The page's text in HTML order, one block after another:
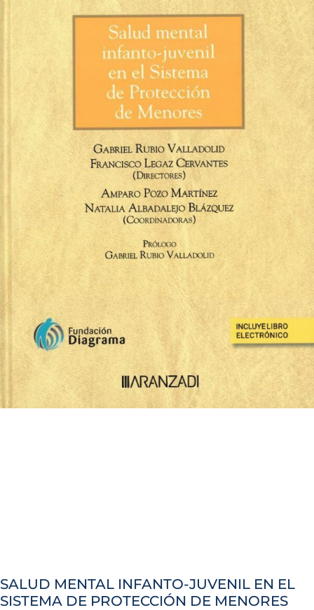
SALUD MENTAL INFANTO-JUVENIL EN EL
SISTEMA DE PROTECCIÓN DE MENORES